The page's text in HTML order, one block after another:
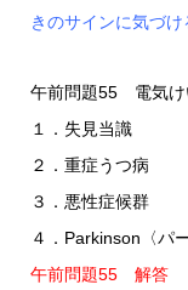
きのサインに気づけ
午前問題55 電気け
１．失見当識
２．重症うつ病
３．悪性症候群
４．Parkinson〈パ
午前問題55 解答